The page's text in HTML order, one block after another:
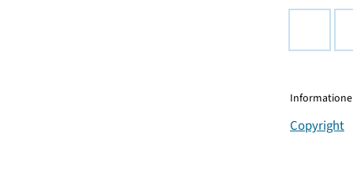
Copyright